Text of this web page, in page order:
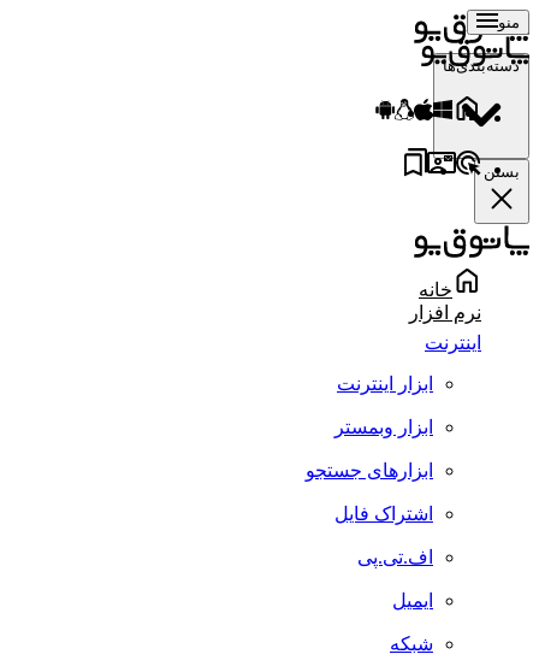
منو
دسته‌بندی‌ها
بستن
خانه
نرم افزار
اینترنت
ابزار اینترنت
ابزار وبمستر
ابزارهای جستجو
اشتراک فایل
اف.تی.پی
ایمیل
شبکه